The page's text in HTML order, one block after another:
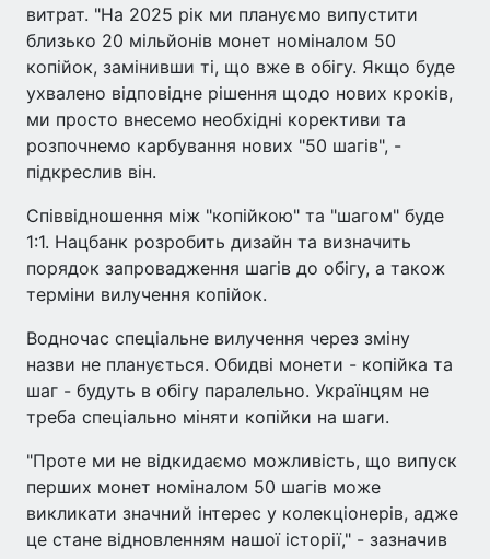
витрат. "На 2025 рік ми плануємо випустити
близько 20 мільйонів монет номіналом 50
копійок, замінивши ті, що вже в обігу. Якщо буде
ухвалено відповідне рішення щодо нових кроків,
ми просто внесемо необхідні корективи та
розпочнемо карбування нових "50 шагів", -
підкреслив він.
Співвідношення між "копійкою" та "шагом" буде
1:1. Нацбанк розробить дизайн та визначить
порядок запровадження шагів до обігу, а також
терміни вилучення копійок.
Водночас спеціальне вилучення через зміну
назви не планується. Обидві монети - копійка та
шаг - будуть в обігу паралельно. Українцям не
треба спеціально міняти копійки на шаги.
"Проте ми не відкидаємо можливість, що випуск
перших монет номіналом 50 шагів може
викликати значний інтерес у колекціонерів, адже
це стане відновленням нашої історії," - зазначив